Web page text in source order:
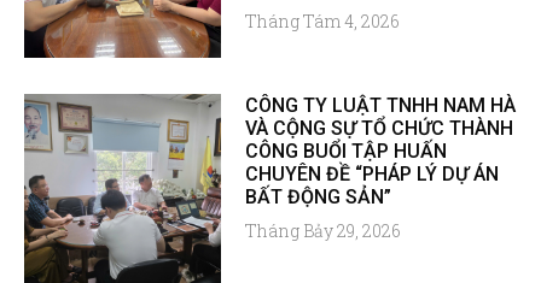
Tháng Tám 4, 2026
CÔNG TY LUẬT TNHH NAM HÀ
VÀ CỘNG SỰ TỔ CHỨC THÀNH
CÔNG BUỔI TẬP HUẤN
CHUYÊN ĐỀ “PHÁP LÝ DỰ ÁN
BẤT ĐỘNG SẢN”
Tháng Bảy 29, 2026